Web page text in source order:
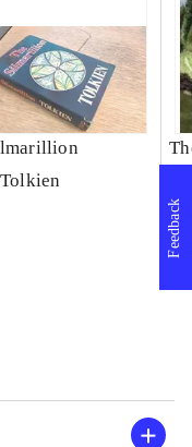
Feedback